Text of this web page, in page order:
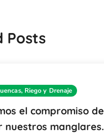
Posts
Riego y Drenaje
el compromiso de
nuestros manglares.